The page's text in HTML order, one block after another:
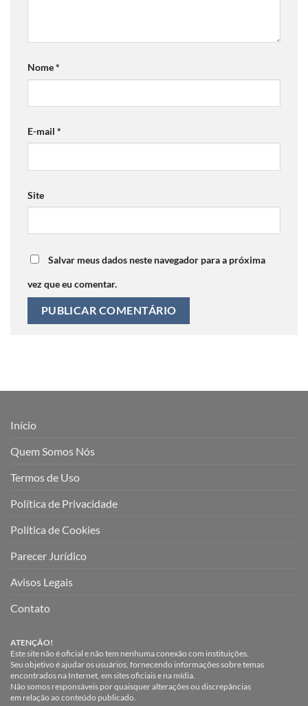
Nome*
E-mail *
Site
Salvar meus dados neste navegador para a próxima
vez que eu comentar.
Início
Quem Somos Nós
Termos de Uso
Política de Privacidade
Política de Cookies
Parecer Jurídico
Avisos Legais
Contato
ATENÇÃO!
Este site não é oficial e não tem nenhuma conexão com instituições.
Seu objetivo é ajudar os usuários, fornecendo informações sobre temas
encontrados na Internet, em sites oficiais e na mídia.
Não somos responsáveis por quaisquer alterações ou discrepâncias
em relação ao conteúdo publicado.